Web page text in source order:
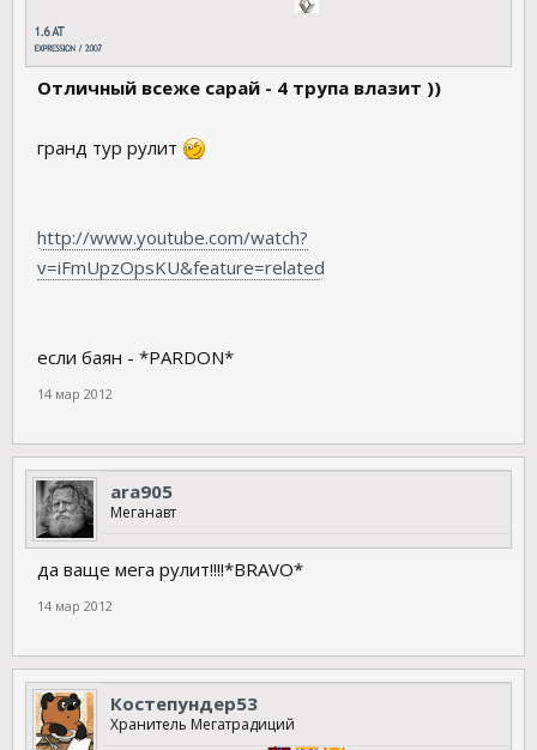
Отличный всеже сарай - 4 трупа влазит ))
гранд тур рулит
http://www.youtube.com/watch?
v=iFmUpzOpsKU&feature=related
если баян - *PARDON*
14 мар 2012
ara905
Меганавт
да ваще мега рулит!!!!*BRAVO*
14 мар 2012
Костепундер53
Хранитель Мегатрадиций